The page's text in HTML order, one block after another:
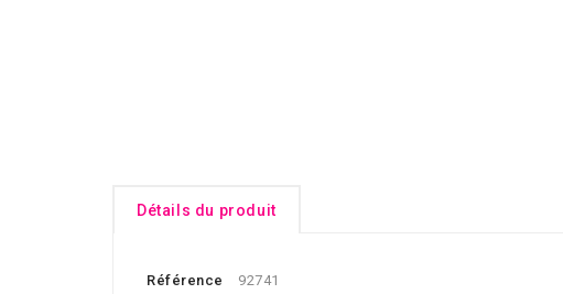
Détails du produit
Référence 92741